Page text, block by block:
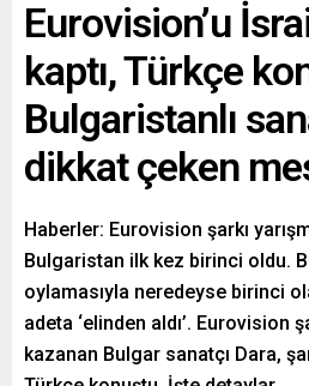
Eurovision’u
kaptı, Türkçe
Bulgaristanlı
dikkat çeken
Haberler: Eurovision şarkı
Bulgaristan ilk kez birinci oldu.
oylamasıyla neredeyse birinci
adeta ‘elinden aldı’. Eurovision
kazanan Bulgar sanatçı Dara,